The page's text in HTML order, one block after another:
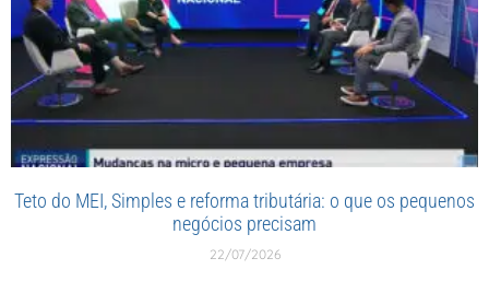
Teto do MEI, Simples e reforma tributária: o que os pequenos
negócios precisam
22/07/2026